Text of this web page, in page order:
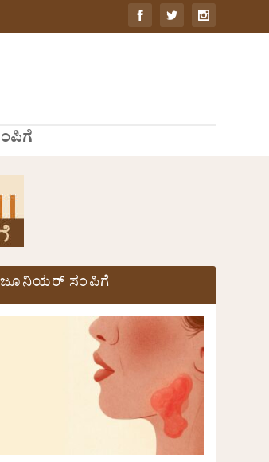
ಜೂನಿಯರ್ ಸಂಪಿಗೆ